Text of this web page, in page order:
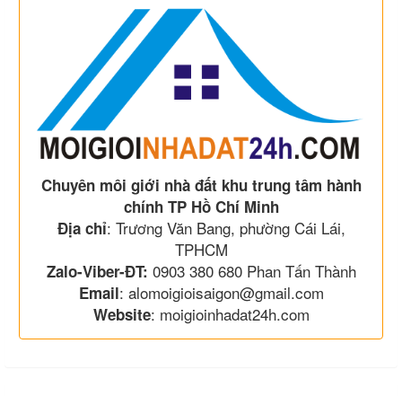
Chuyên môi giới nhà đất khu trung tâm hành
chính TP Hồ Chí Minh
Địa chỉ: Trương Văn Bang, phường Cái Lái,
TPHCM
Zalo-Viber-ĐT: 0903 380 680 Phan Tấn Thành
Email: alomoigioisaigon@gmail.com
Website: moigioinhadat24h.com